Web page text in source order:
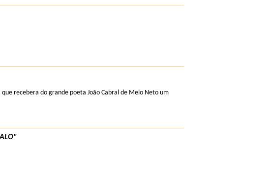
recebera do grande poeta João Cabral de Melo Neto um